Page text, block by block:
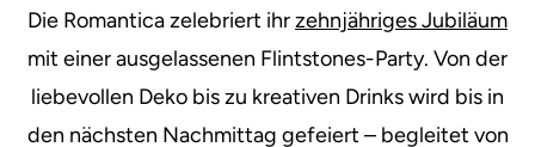
Die Romantica zelebriert ihrzehnjähriges Jubiläum
mit einer ausgelassenen Flintstones-Party. Von der
liebevollen Deko bis zu kreativen Drinks wird bis in
den nächsten Nachmittag gefeiert – begleitet von